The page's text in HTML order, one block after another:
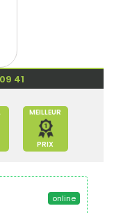
41
MEILLEUR
PRIX
online